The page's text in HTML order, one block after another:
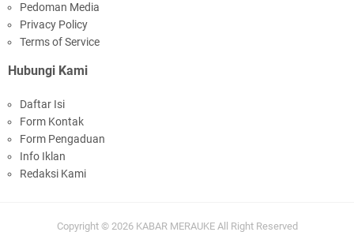
Pedoman Media
Privacy Policy
Terms of Service
Hubungi Kami
Daftar Isi
Form Kontak
Form Pengaduan
Info Iklan
Redaksi Kami
Copyright © 2026 KABAR MERAUKEAll Right Reserved